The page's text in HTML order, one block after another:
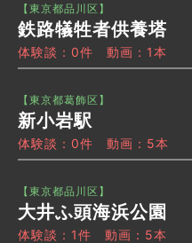
【東京都品川区】
鉄路犠牲者供養塔
体験談：0件 動画：1本
【東京都葛飾区】
新小岩駅
体験談：0件 動画：5本
【東京都品川区】
大井ふ頭海浜公園
体験談：1件 動画：5本